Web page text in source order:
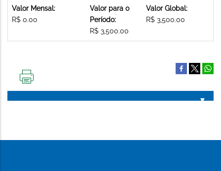
Valor Mensal:
R$ 0.00
Valor para o
Período:
R$ 3,500.00
Valor Global:
R$ 3,500.00
PÁGINA